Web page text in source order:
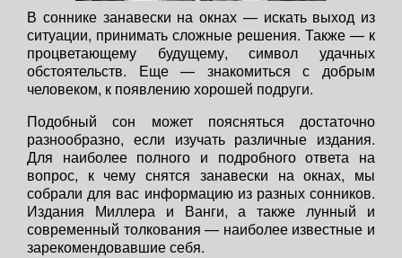
В соннике занавески на окнах — искать выход из
ситуации, принимать сложные решения. Также — к
процветающему будущему, символ удачных
обстоятельств. Еще — знакомиться с добрым
человеком, к появлению хорошей подруги.
Подобный сон может поясняться достаточно
разнообразно, если изучать различные издания.
Для наиболее полного и подробного ответа на
вопрос, к чему снятся занавески на окнах, мы
собрали для вас информацию из разных сонников.
Издания Миллера и Ванги, а также лунный и
современный толкования — наиболее известные и
зарекомендовавшие себя.